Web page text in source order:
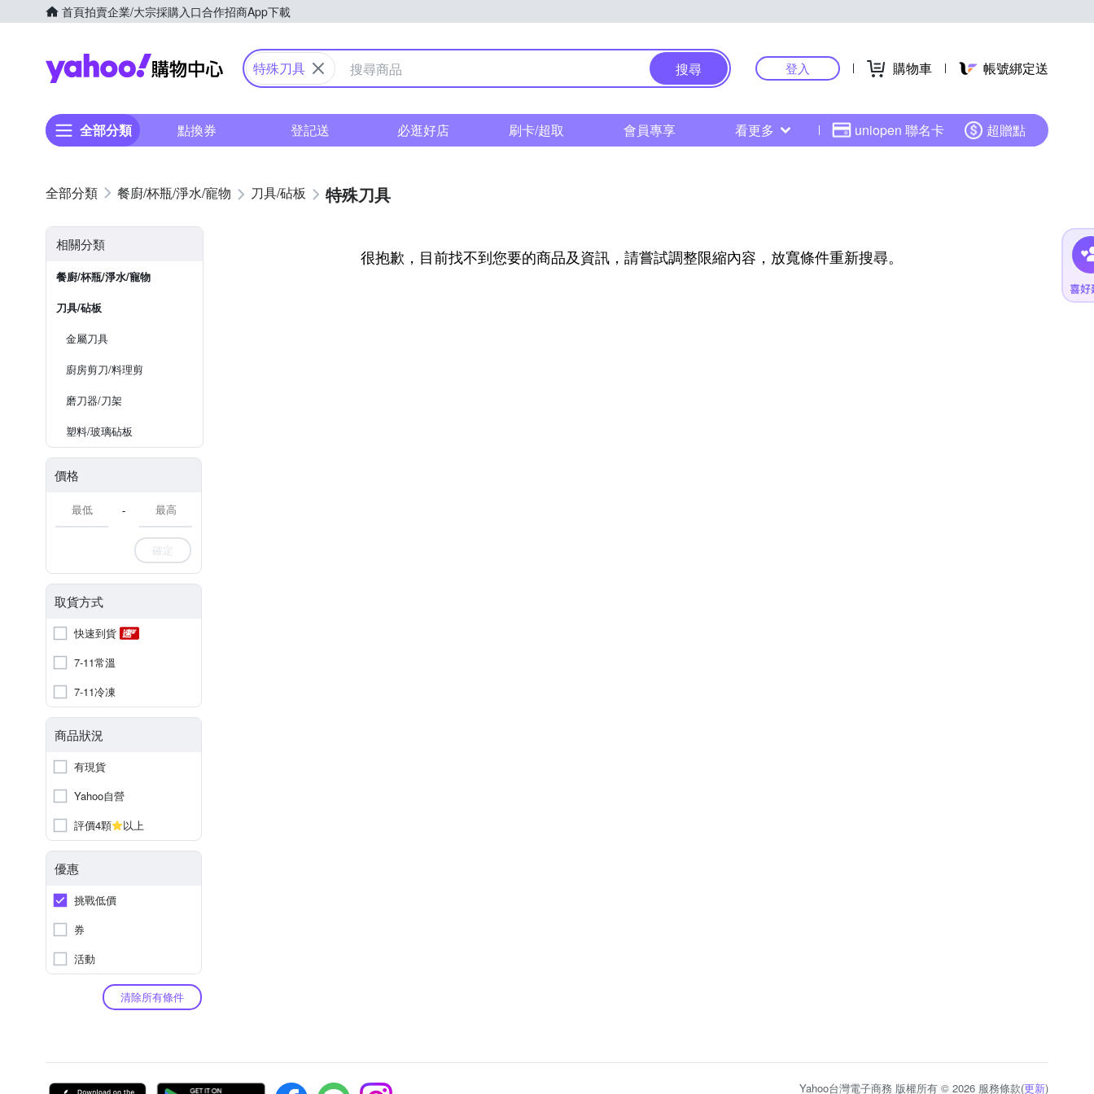
首頁拍賣企業/大宗採購入口合作招商App下載
Yahoo購物中心
特殊刀具 搜尋 登入 購物車 帳號綁定送
全部分類 點換券 登記送 必逛好店 刷卡/超取 會員專享 看更多 uniopen 聯名卡 超贈點
餐廚/杯瓶/淨水/寵物 刀具/砧板 特殊刀具
相關分類
餐廚/杯瓶/淨水/寵物
刀具/砧板
金屬刀具
廚房剪刀/料理剪
磨刀器/刀架
塑料/玻璃砧板
價格
-
確定
取貨方式
快速到貨
7-11常溫
7-11冷凍
商品狀況
有現貨
Yahoo自營
評價4顆
以上
優惠
挑戰低價
券
活動
清除所有條件
很抱歉，目前找不到您要的商品及資訊，請嘗試調整限縮內容，放寬條件重新搜尋。
Yahoo台灣電子商務 版權所有 © 2026 服務條款(更新)